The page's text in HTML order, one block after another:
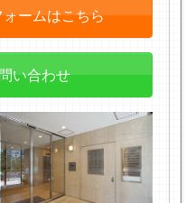
ームはこちら
い合わせ